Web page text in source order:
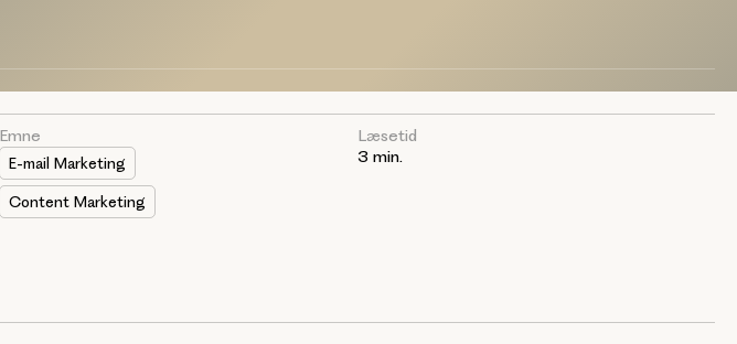
Emne
E-mail Marketing
Content Marketing
Læsetid
3 min.